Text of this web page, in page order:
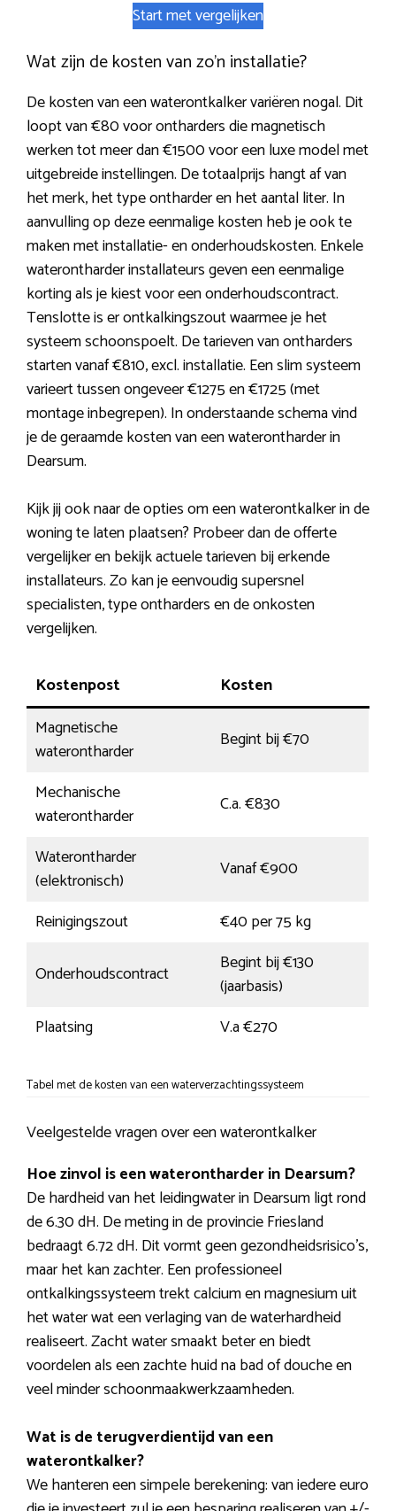
Start met vergelijken
Wat zijn de kosten van zo’n installatie?
De kosten van een waterontkalker variëren nogal. Dit
loopt van €80 voor ontharders die magnetisch
werken tot meer dan €1500 voor een luxe model met
uitgebreide instellingen. De totaalprijs hangt af van
het merk, het type ontharder en het aantal liter. In
aanvulling op deze eenmalige kosten heb je ook te
maken met installatie- en onderhoudskosten. Enkele
waterontharder installateurs geven een eenmalige
korting als je kiest voor een onderhoudscontract.
Tenslotte is er ontkalkingszout waarmee je het
systeem schoonspoelt. De tarieven van ontharders
starten vanaf €810, excl. installatie. Een slim systeem
varieert tussen ongeveer €1275 en €1725 (met
montage inbegrepen). In onderstaande schema vind
je de geraamde kosten van een waterontharder in
Dearsum.
Kijk jij ook naar de opties om een waterontkalker in de
woning te laten plaatsen? Probeer dan de offerte
vergelijker en bekijk actuele tarieven bij erkende
installateurs. Zo kan je eenvoudig supersnel
specialisten, type ontharders en de onkosten
vergelijken.
Kostenpost
Kosten
Magnetische
waterontharder
Begint bij €70
Mechanische
waterontharder
C.a. €830
Waterontharder
(elektronisch)
Vanaf €900
Reinigingszout
€40 per 75 kg
Onderhoudscontract
Begint bij €130
(jaarbasis)
Plaatsing
V.a €270
Tabel met de kosten van een waterverzachtingssysteem
Veelgestelde vragen over een waterontkalker
Hoe zinvol is een waterontharder in Dearsum?
De hardheid van het leidingwater in Dearsum ligt rond
de 6.30 dH. De meting in de provincie Friesland
bedraagt 6.72 dH. Dit vormt geen gezondheidsrisico’s,
maar het kan zachter. Een professioneel
ontkalkingssysteem trekt calcium en magnesium uit
het water wat een verlaging van de waterhardheid
realiseert. Zacht water smaakt beter en biedt
voordelen als een zachte huid na bad of douche en
veel minder schoonmaakwerkzaamheden.
Wat is de terugverdientijd van een
waterontkalker?
We hanteren een simpele berekening: van iedere euro